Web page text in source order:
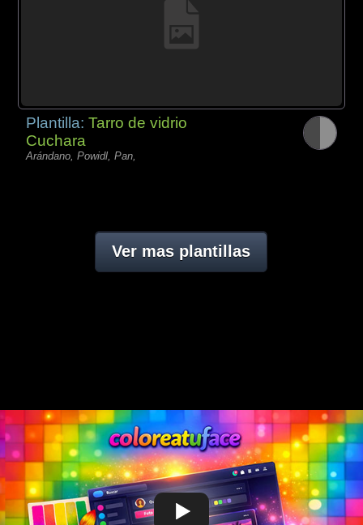
Plantilla:Tarro de vidrio
Cuchara
Arándano, Powidl, Pan,
Ver mas plantillas